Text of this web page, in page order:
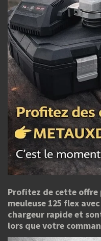
Profitez de cette offre
meuleuse 125 flex
chargeur rapide et
lors que votre